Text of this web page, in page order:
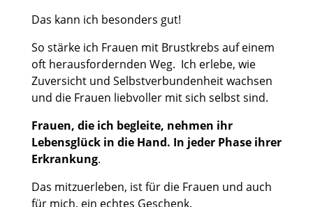
Das kann ich besonders gut!
So stärke ich Frauen mit Brustkrebs auf einem
oft herausfordernden Weg. Ich erlebe, wie
Zuversicht und Selbstverbundenheit wachsen
und die Frauen liebvoller mit sich selbst sind.
Frauen, die ich begleite, nehmen ihr
Lebensglück in die Hand. In jeder Phase ihrer
Erkrankung.
Das mitzuerleben, ist für die Frauen und auch
für mich, ein echtes Geschenk.